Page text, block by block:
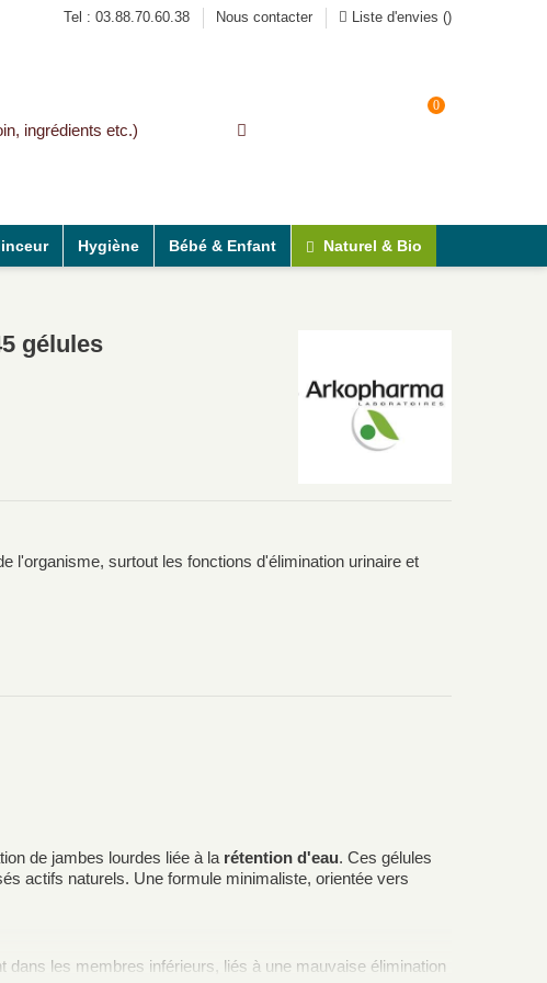
Tel : 03.88.70.60.38 Nous contacter Liste d'envies ()
0
Hygiène Bébé & Enfant Naturel & Bio
gélules
l'organisme, surtout les fonctions d'élimination urinaire et
de jambes lourdes liée à la rétention d'eau. Ces gélules
actifs naturels. Une formule minimaliste, orientée vers
dans les membres inférieurs, liés à une mauvaise élimination